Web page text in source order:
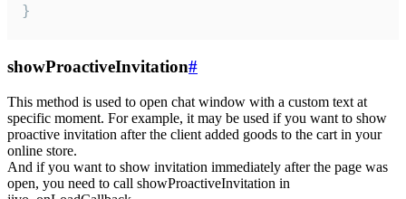
}
showProactiveInvitation#
This method is used to open chat window with a custom text at
specific moment. For example, it may be used if you want to show
proactive invitation after the client added goods to the cart in your
online store.
And if you want to show invitation immediately after the page was
open, you need to call showProactiveInvitation in